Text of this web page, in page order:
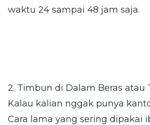
waktu 24 sampai 48 jam saja.
2. Timbun di Dalam Beras atau
Kalau kalian nggak punya
Cara lama yang sering